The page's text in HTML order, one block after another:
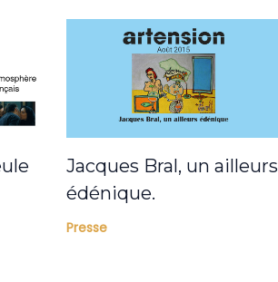
Jacques Bral, un ailleurs
édénique.
Presse